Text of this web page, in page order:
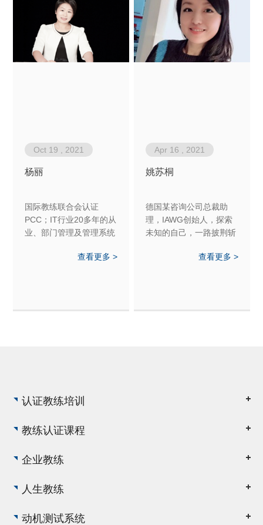
Oct 19 , 2021
杨丽
国际教练联合会认证
PCC；IT行业20多年的从
业、部门管理及管理系统
讲培训及《九型人格》培
查看更多 >
Apr 16 , 2021
姚苏桐
德国某咨询公司总裁助
理，IAWG创始人，探索
未知的自己，一路披荆斩
长个人成长、亲密关系、
查看更多 >
认证教练培训
教练认证课程
企业教练
人生教练
动机测试系统